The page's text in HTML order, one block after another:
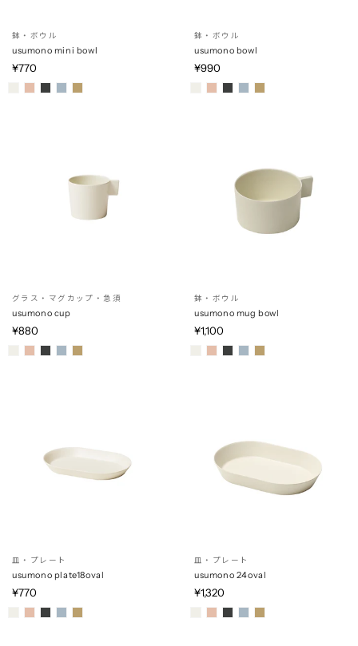
鉢・ボウル
usumono mini bowl
¥770
鉢・ボウル
usumono bowl
¥990
グラス・マグカップ・急須
usumono cup
¥880
鉢・ボウル
usumono mug bowl
¥1,100
皿・プレート
usumono plate18oval
¥770
皿・プレート
usumono 24oval
¥1,320